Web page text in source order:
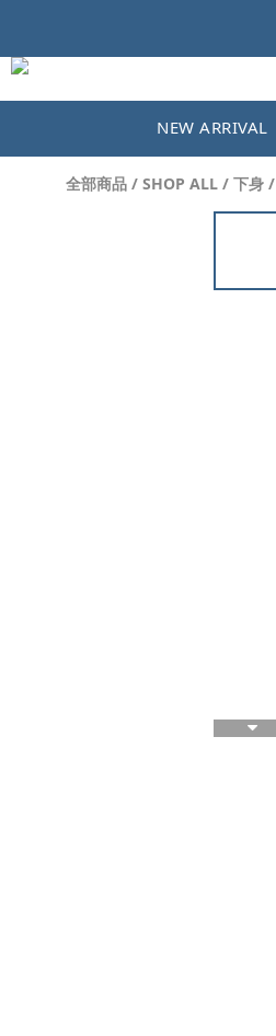
NEW ARRIVAL
全部商品 / SHOP ALL / 下身 /